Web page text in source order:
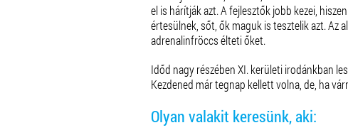
el is hárítják azt. A fejlesztők jobb kezei,
értesülnek, sőt, ők maguk is tesztelik azt. Az
adrenalinfröccs élteti őket.
Időd nagy részében XI. kerületi irodánkban
Kezdened már tegnap kellett volna, de, ha
Olyan valakit keresünk, aki: